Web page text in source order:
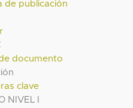
de publicación
documento
clave
NIVEL I